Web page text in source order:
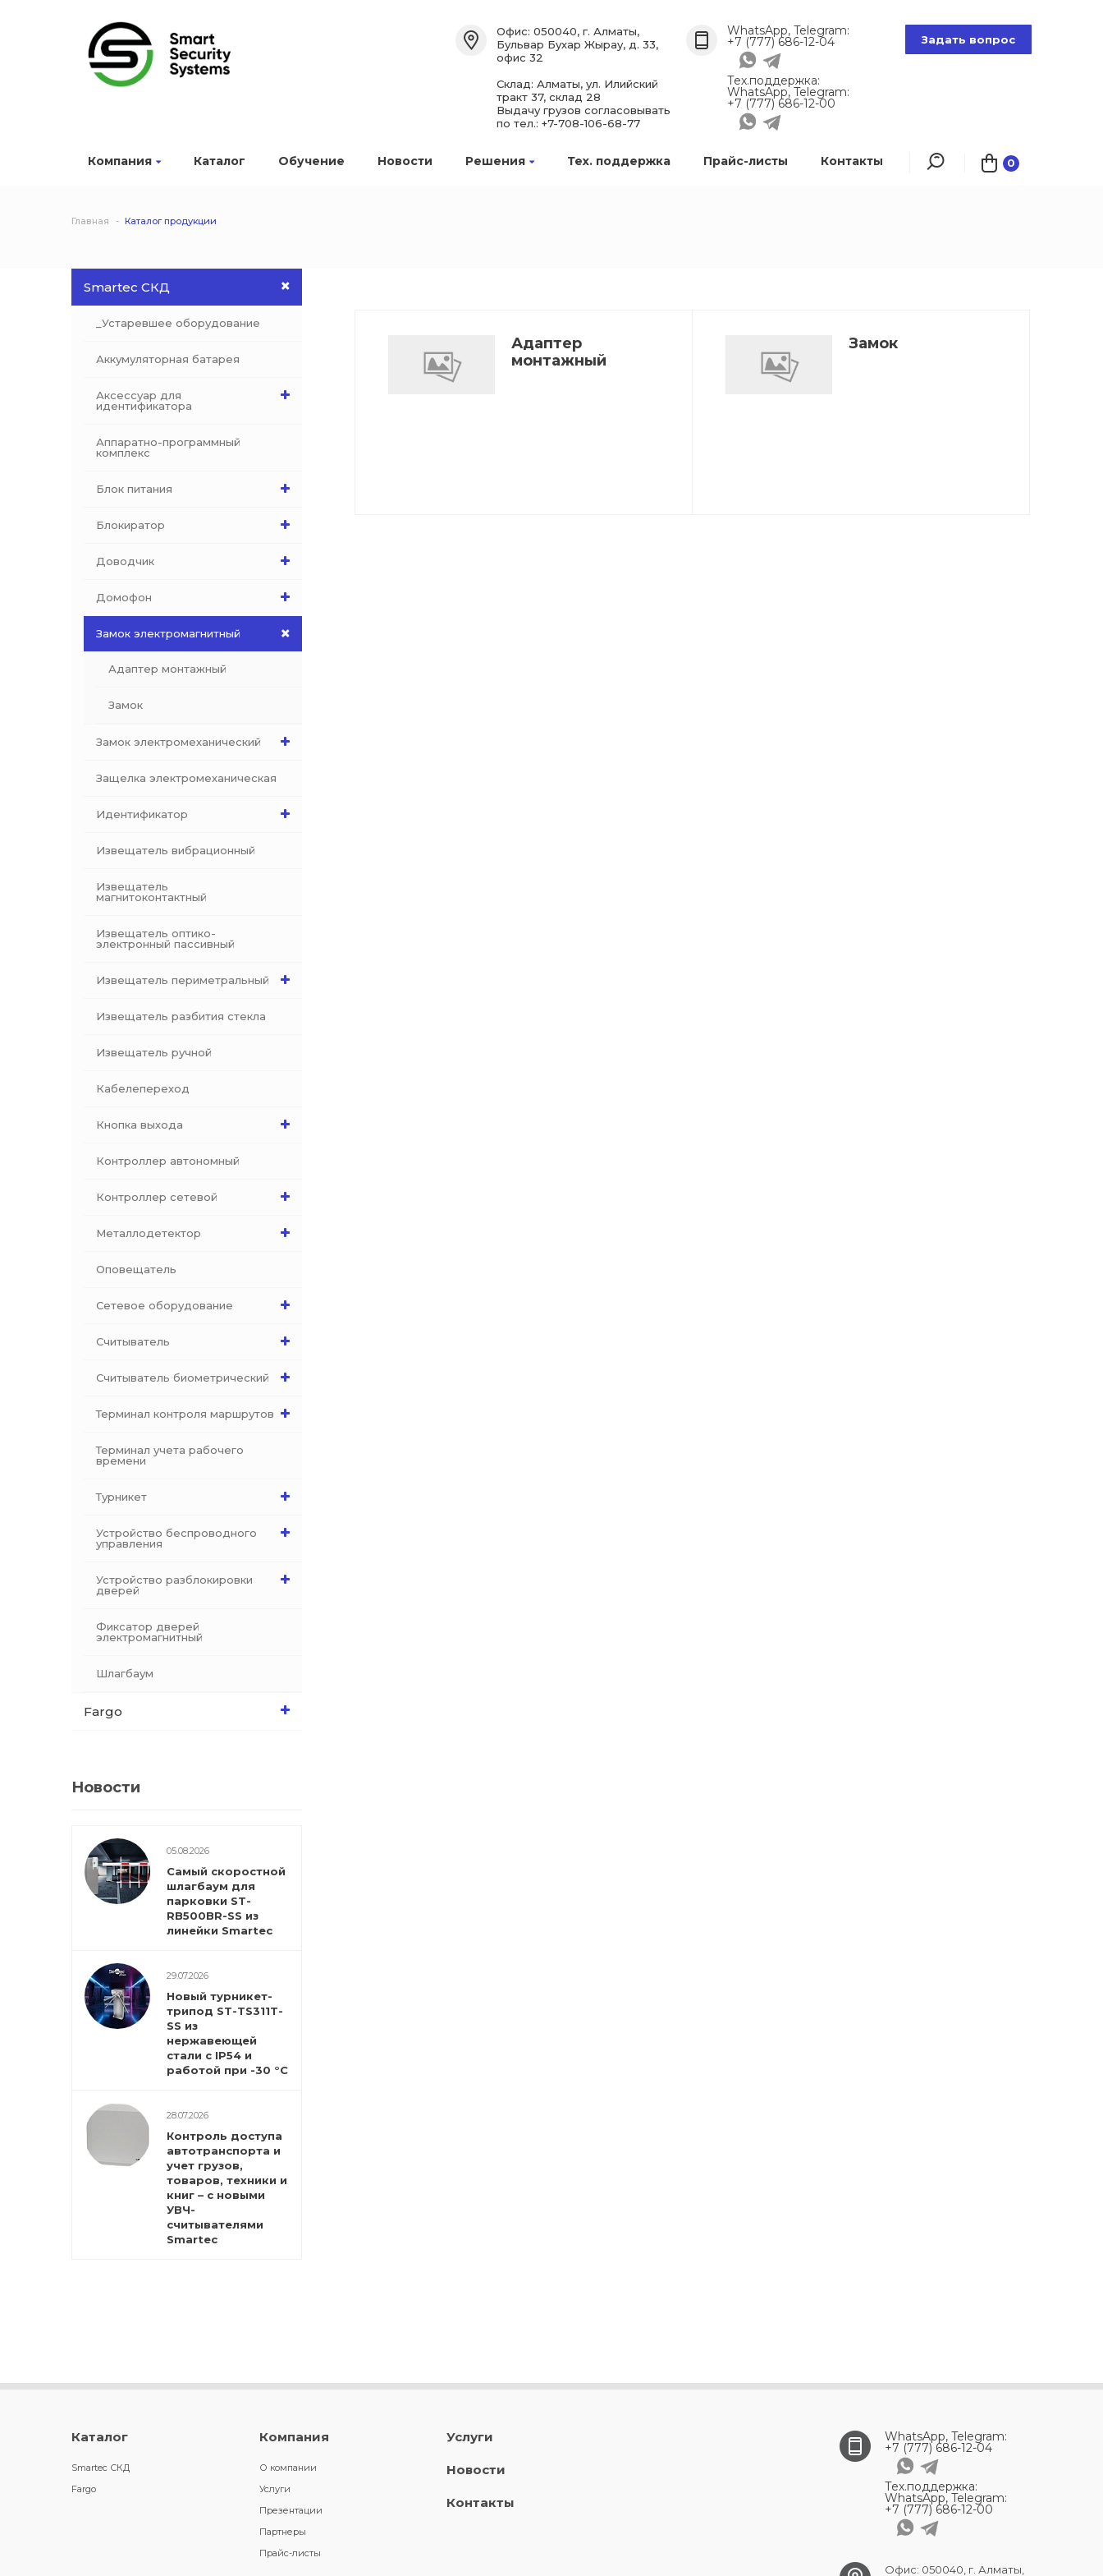
Компания Каталог Обучение Новости Решения Тех. поддержка Прайс-листы Контакты 0
Офис: 050040, г. Алматы,
Бульвар Бухар Жырау, д. 33,
офис 32
Склад: Алматы, ул. Илийский
тракт 37, склад 28
Выдачу грузов согласовывать
по тел.: +7-708-106-68-77
WhatsApp, Telegram:
+7 (777) 686-12-04
Тех.поддержка:
WhatsApp, Telegram:
+7 (777) 686-12-00
Задать вопрос
Главная Каталог продукции
Smartec СКД
_Устаревшее оборудование
Аккумуляторная батарея
Аксессуар для
идентификатора
Аппаратно-программный
комплекс
Блок питания
Блокиратор
Доводчик
Домофон
Замок электромагнитный
Адаптер монтажный
Замок
Замок электромеханический
Защелка электромеханическая
Идентификатор
Извещатель вибрационный
Извещатель
магнитоконтактный
Извещатель оптико-
электронный пассивный
Извещатель периметральный
Извещатель разбития стекла
Извещатель ручной
Кабелепереход
Кнопка выхода
Контроллер автономный
Контроллер сетевой
Металлодетектор
Оповещатель
Сетевое оборудование
Считыватель
Считыватель биометрический
Терминал контроля маршрутов
Терминал учета рабочего
времени
Турникет
Устройство беспроводного
управления
Устройство разблокировки
дверей
Фиксатор дверей
электромагнитный
Шлагбаум
Fargo
Новости
05.08.2026
Самый скоростной
шлагбаум для
парковки ST-
RB500BR-SS из
линейки Smartec
29.07.2026
Новый турникет-
трипод ST-TS311T-
SS из
нержавеющей
стали с IP54 и
работой при -30 °С
28.07.2026
Контроль доступа
автотранспорта и
учет грузов,
товаров, техники и
книг – с новыми
УВЧ-
считывателями
Smartec
Адаптер
монтажный
Замок
Каталог
Smartec СКД
Fargo
Компания
О компании
Услуги
Презентации
Партнеры
Прайс-листы
Услуги
Новости
Контакты
WhatsApp, Telegram:
+7 (777) 686-12-04
Тех.поддержка:
WhatsApp, Telegram:
+7 (777) 686-12-00
Офис: 050040, г. Алматы,